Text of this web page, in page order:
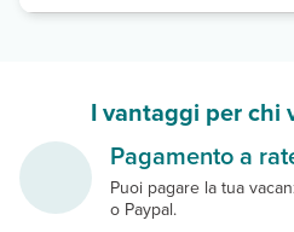
I vantaggi per chi
Pagamento a
Puoi pagare la tua
o Paypal.